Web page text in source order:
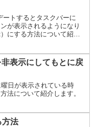
ートするとタスクバーに
が表示されるようになり
にする方法について紹介
表示にしてもとに戻
日が表示されている時
法について紹介します。
方法